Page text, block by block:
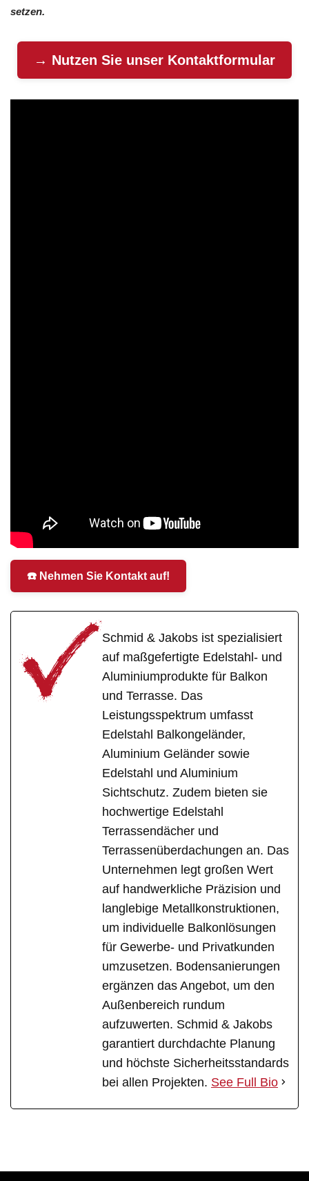
setzen.
→ Nutzen Sie unser Kontaktformular
☎️ Nehmen Sie Kontakt auf!
Schmid & Jakobs ist spezialisiert
auf maßgefertigte Edelstahl- und
Aluminiumprodukte für Balkon
und Terrasse. Das
Leistungsspektrum umfasst
Edelstahl Balkongeländer,
Aluminium Geländer sowie
Edelstahl und Aluminium
Sichtschutz. Zudem bieten sie
hochwertige Edelstahl
Terrassendächer und
Terrassenüberdachungen an. Das
Unternehmen legt großen Wert
auf handwerkliche Präzision und
langlebige Metallkonstruktionen,
um individuelle Balkonlösungen
für Gewerbe- und Privatkunden
umzusetzen. Bodensanierungen
ergänzen das Angebot, um den
Außenbereich rundum
aufzuwerten. Schmid & Jakobs
garantiert durchdachte Planung
und höchste Sicherheitsstandards
bei allen Projekten. See Full Bio